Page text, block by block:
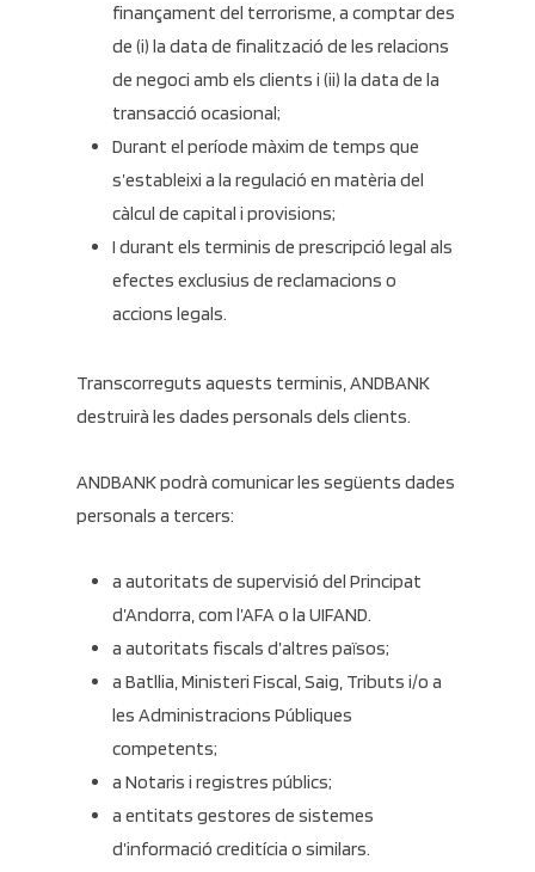
finançament del terrorisme, a comptar des
de (i) la data de finalització de les relacions
de negoci amb els clients i (ii) la data de la
transacció ocasional;
Durant el període màxim de temps que
s’estableixi a la regulació en matèria del
càlcul de capital i provisions;
I durant els terminis de prescripció legal als
efectes exclusius de reclamacions o
accions legals.
Transcorreguts aquests terminis, ANDBANK
destruirà les dades personals dels clients.
ANDBANK podrà comunicar les següents dades
personals a tercers:
a autoritats de supervisió del Principat
d’Andorra, com l’AFA o la UIFAND.
a autoritats fiscals d’altres països;
a Batllia, Ministeri Fiscal, Saig, Tributs i/o a
les Administracions Públiques
competents;
a Notaris i registres públics;
a entitats gestores de sistemes
d’informació creditícia o similars.